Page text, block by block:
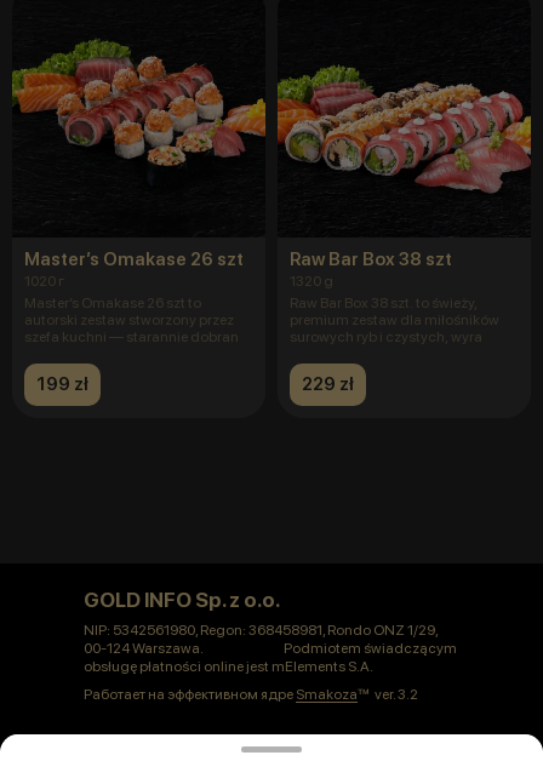
Master’s Omakase 26 szt
1020 г
Master’s Omakase 26 szt to
autorski zestaw stworzony przez
szefa kuchni — starannie dobran
199 zł
Raw Bar Box 38 szt
1320 g
Raw Bar Box 38 szt. to świeży,
premium zestaw dla miłośników
surowych ryb i czystych, wyra
229 zł
GOLD INFO Sp. z o.o.
NIP: 5342561980, Regon: 368458981, Rondo ONZ 1/29,
00-124 Warszawa. Podmiotem świadczącym
obsługę płatności online jest mElements S.A.
Работает на эффективном ядре Smakozaver. 3.2